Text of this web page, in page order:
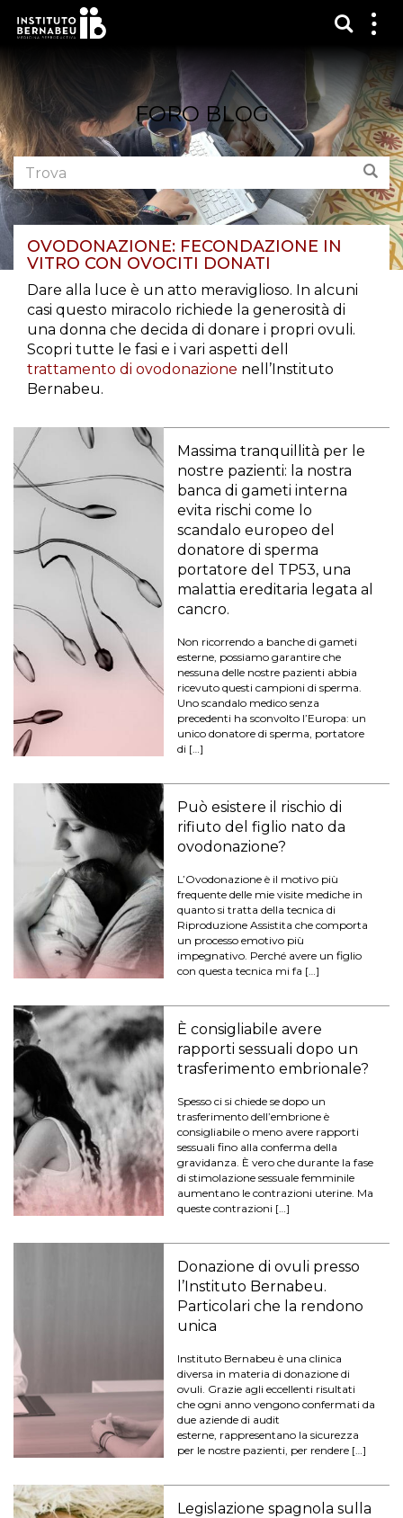
FORO BLOG
Cerca
nel
forum:
OVODONAZIONE: FECONDAZIONE IN
VITRO CON OVOCITI DONATI
Dare alla luce è un atto meraviglioso. In alcuni
casi questo miracolo richiede la generosità di
una donna che decida di donare i propri ovuli.
Scopri tutte le fasi e i vari aspetti dell
trattamento di ovodonazione nell’Instituto
Bernabeu.
Massima tranquillità per le
nostre pazienti: la nostra
banca di gameti interna
evita rischi come lo
scandalo europeo del
donatore di sperma
portatore del TP53, una
malattia ereditaria legata al
cancro.
Non ricorrendo a banche di gameti
esterne, possiamo garantire che
nessuna delle nostre pazienti abbia
ricevuto questi campioni di sperma.
Uno scandalo medico senza
precedenti ha sconvolto l’Europa: un
unico donatore di sperma, portatore
di […]
Può esistere il rischio di
rifiuto del figlio nato da
ovodonazione?
L’Ovodonazione è il motivo più
frequente delle mie visite mediche in
quanto si tratta della tecnica di
Riproduzione Assistita che comporta
un processo emotivo più
impegnativo. Perché avere un figlio
con questa tecnica mi fa […]
È consigliabile avere
rapporti sessuali dopo un
trasferimento embrionale?
Spesso ci si chiede se dopo un
trasferimento dell’embrione è
consigliabile o meno avere rapporti
sessuali fino alla conferma della
gravidanza. È vero che durante la fase
di stimolazione sessuale femminile
aumentano le contrazioni uterine. Ma
queste contrazioni […]
Donazione di ovuli presso
l’Instituto Bernabeu.
Particolari che la rendono
unica
Instituto Bernabeu è una clinica
diversa in materia di donazione di
ovuli. Grazie agli eccellenti risultati
che ogni anno vengono confermati da
due aziende di audit
esterne, rappresentano la sicurezza
per le nostre pazienti, per rendere […]
Legislazione spagnola sulla